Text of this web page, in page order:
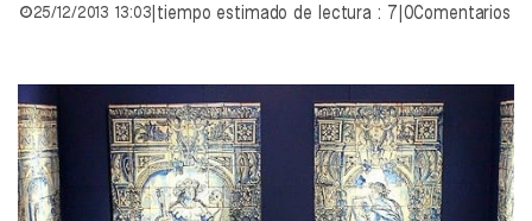
25/12/2013 13:03 tiempo estimado de lectura : 7 0Comentarios